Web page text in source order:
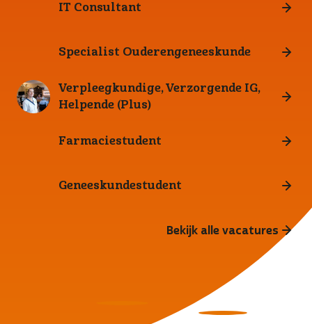
IT Consultant
Specialist Ouderengeneeskunde
Verpleegkundige, Verzorgende IG,
Helpende (Plus)
Farmaciestudent
Geneeskundestudent
Bekijk alle vacatures